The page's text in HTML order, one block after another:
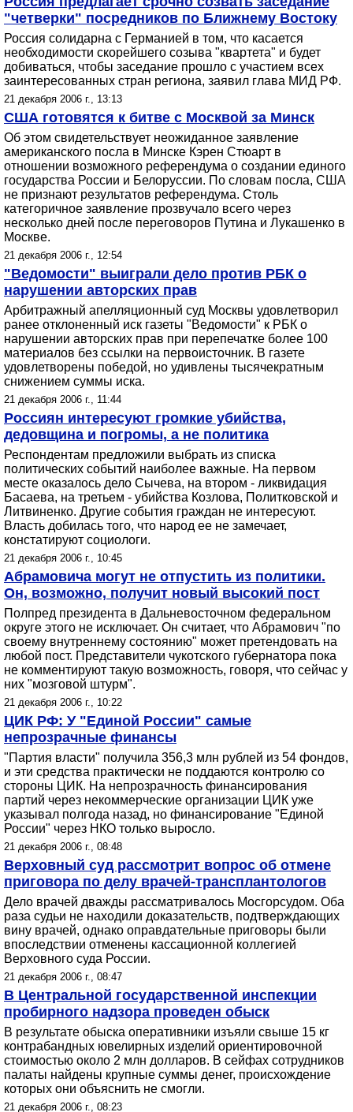
"четверки" посредников по Ближнему Востоку
Россия солидарна с Германией в том, что касается
необходимости скорейшего созыва "квартета" и будет
добиваться, чтобы заседание прошло с участием всех
заинтересованных стран региона, заявил глава МИД РФ.
21 декабря 2006 г., 13:13
США готовятся к битве с Москвой за Минск
Об этом свидетельствует неожиданное заявление
американского посла в Минске Кэрен Стюарт в
отношении возможного референдума о создании единого
государства России и Белоруссии. По словам посла, США
не признают результатов референдума. Столь
категоричное заявление прозвучало всего через
несколько дней после переговоров Путина и Лукашенко в
Москве.
21 декабря 2006 г., 12:54
"Ведомости" выиграли дело против РБК о
нарушении авторских прав
Арбитражный апелляционный суд Москвы удовлетворил
ранее отклоненный иск газеты "Ведомости" к РБК о
нарушении авторских прав при перепечатке более 100
материалов без ссылки на первоисточник. В газете
удовлетворены победой, но удивлены тысячекратным
снижением суммы иска.
21 декабря 2006 г., 11:44
Россиян интересуют громкие убийства,
дедовщина и погромы, а не политика
Респондентам предложили выбрать из списка
политических событий наиболее важные. На первом
месте оказалось дело Сычева, на втором - ликвидация
Басаева, на третьем - убийства Козлова, Политковской и
Литвиненко. Другие события граждан не интересуют.
Власть добилась того, что народ ее не замечает,
констатируют социологи.
21 декабря 2006 г., 10:45
Абрамовича могут не отпустить из политики.
Он, возможно, получит новый высокий пост
Полпред президента в Дальневосточном федеральном
округе этого не исключает. Он считает, что Абрамович "по
своему внутреннему состоянию" может претендовать на
любой пост. Представители чукотского губернатора пока
не комментируют такую возможность, говоря, что сейчас у
них "мозговой штурм".
21 декабря 2006 г., 10:22
ЦИК РФ: У "Единой России" самые
непрозрачные финансы
"Партия власти" получила 356,3 млн рублей из 54 фондов,
и эти средства практически не поддаются контролю со
стороны ЦИК. На непрозрачность финансирования
партий через некоммерческие организации ЦИК уже
указывал полгода назад, но финансирование "Единой
России" через НКО только выросло.
21 декабря 2006 г., 08:48
Верховный суд рассмотрит вопрос об отмене
приговора по делу врачей-трансплантологов
Дело врачей дважды рассматривалось Мосгорсудом. Оба
раза судьи не находили доказательств, подтверждающих
вину врачей, однако оправдательные приговоры были
впоследствии отменены кассационной коллегией
Верховного суда России.
21 декабря 2006 г., 08:47
В Центральной государственной инспекции
пробирного надзора проведен обыск
В результате обыска оперативники изъяли свыше 15 кг
контрабандных ювелирных изделий ориентировочной
стоимостью около 2 млн долларов. В сейфах сотрудников
палаты найдены крупные суммы денег, происхождение
которых они объяснить не смогли.
21 декабря 2006 г., 08:23